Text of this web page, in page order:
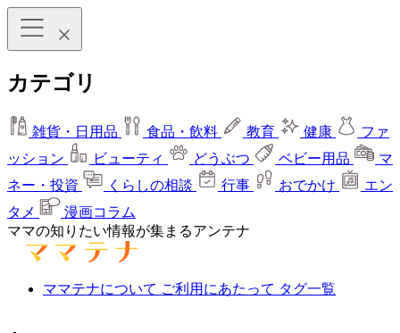
カテゴリ
雑貨・日用品 食品・飲料 教育 健康
ファ
ッション
ビューティ どうぶつ ベビー用品
マ
ネー・投資
くらしの相談 行事 おでかけ
エン
タメ
漫画コラム
ママの知りたい情報が集まるアンテナ
ママテナについて ご利用にあたって タグ一覧